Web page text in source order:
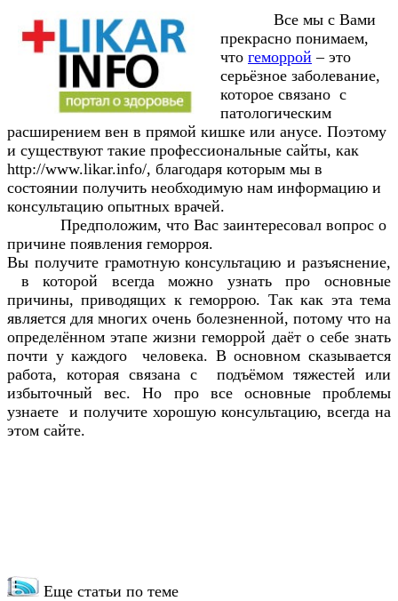
Все мы с Вами
прекрасно понимаем,
что геморрой – это
серьёзное заболевание,
которое связано с
патологическим
расширением вен в прямой кишке или анусе. Поэтому
и существуют такие профессиональные сайты, как
http://www.likar.info/, благодаря которым мы в
состоянии получить необходимую нам информацию и
консультацию опытных врачей.
Предположим, что Вас заинтересовал вопрос о
причине появления геморроя.
Вы получите грамотную консультацию и разъяснение,
в которой всегда можно узнать про основные
причины, приводящих к геморрою. Так как эта тема
является для многих очень болезненной, потому что на
определённом этапе жизни геморрой даёт о себе знать
почти у каждого
человека. В основном сказывается
работа, которая связана с
подъёмом тяжестей или
избыточный вес. Но про все основные проблемы
узнаете и получите хорошую консультацию, всегда на
этом сайте.
Еще статьи по теме